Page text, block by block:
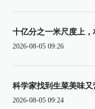
十亿分之一米尺度上
2026-08-05 09:26
科学家找到生菜美味
2026-08-05 09:24